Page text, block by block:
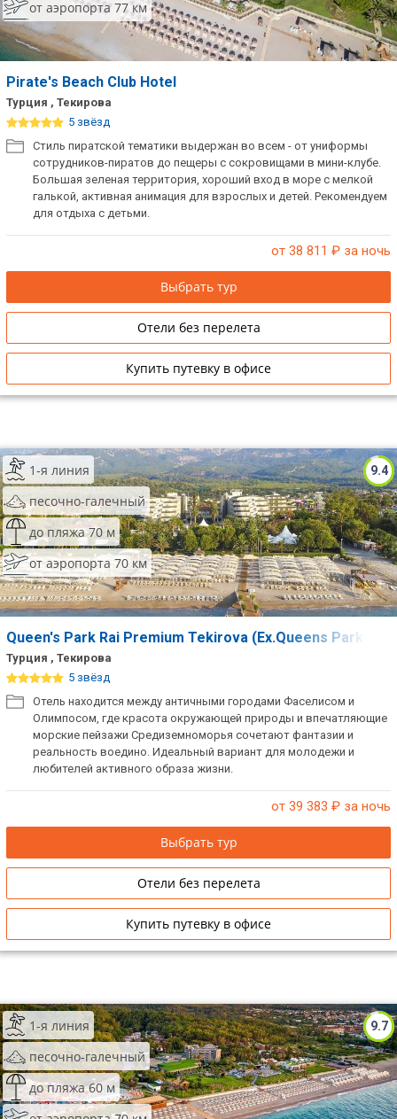
от аэропорта 77 км
Pirate's Beach Club Hotel
Турция , Текирова
5 звёзд
Стиль пиратской тематики выдержан во всем - от униформы
сотрудников-пиратов до пещеры с сокровищами в мини-клубе.
Большая зеленая территория, хороший вход в море с мелкой
галькой, активная анимация для взрослых и детей. Рекомендуем
для отдыха с детьми.
от 38 811 ₽ за ночь
Выбрать тур
Отели без перелета
Купить путевку в офисе
9.4
1-я линия
песочно-галечный
до пляжа 70 м
от аэропорта 70 км
Queen's Park Rai Premium Tekirova (Ex.Queens Park
Турция , Текирова
5 звёзд
Отель находится между античными городами Фаселисом и
Олимпосом, где красота окружающей природы и впечатляющие
морские пейзажи Средиземноморья сочетают фантазии и
реальность воедино. Идеальный вариант для молодежи и
любителей активного образа жизни.
от 39 383 ₽ за ночь
Выбрать тур
Отели без перелета
Купить путевку в офисе
9.7
1-я линия
песочно-галечный
до пляжа 60 м